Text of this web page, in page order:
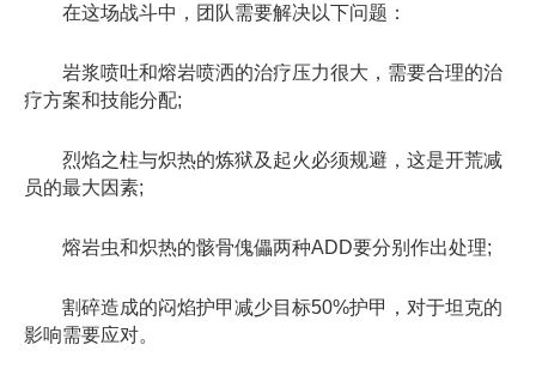
在这场战斗中，团队需要解决以下问题：
岩浆喷吐和熔岩喷洒的治疗压力很大，需要合理的治
疗方案和技能分配;
烈焰之柱与炽热的炼狱及起火必须规避，这是开荒减
员的最大因素;
熔岩虫和炽热的骸骨傀儡两种ADD要分别作出处理;
割碎造成的闷焰护甲减少目标50%护甲，对于坦克的
影响需要应对。